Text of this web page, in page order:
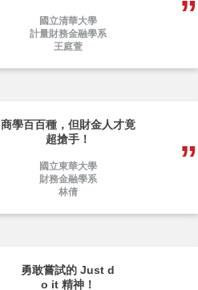
國立清華大學
計量財務金融學系
王庭萱
商學百百種，但財金人才竟
超搶手！
國立東華大學
財務金融學系
林倩
勇敢嘗試的 Just d
o it 精神！